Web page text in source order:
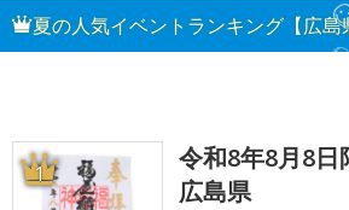
夏の人気イベントランキング【広島
1
令和8年8月8日
広島県